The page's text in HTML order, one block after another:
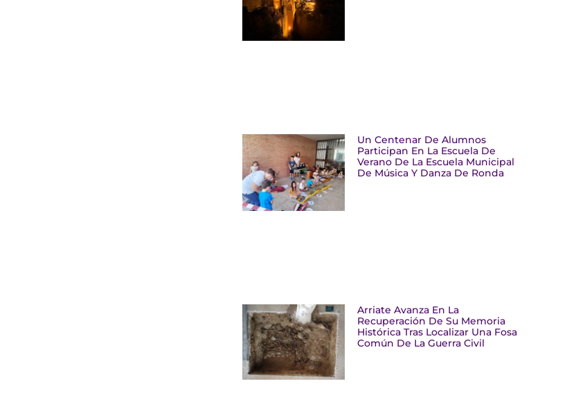
Un Centenar De Alumnos
Participan En La Escuela De
Verano De La Escuela Municipal
De Música Y Danza De Ronda
Arriate Avanza En La
Recuperación De Su Memoria
Histórica Tras Localizar Una Fosa
Común De La Guerra Civil